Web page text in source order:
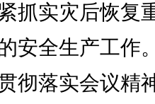
抓实灾后恢复
安全生产工作
落实会议精